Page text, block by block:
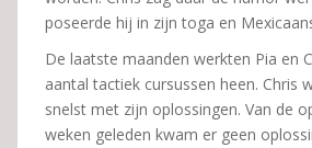
poseerde hij in zijn toga en
De laatste maanden werkten Pia en
aantal tactiek cursussen heen. Chris
snelst met zijn oplossingen. Van de
weken geleden kwam er geen